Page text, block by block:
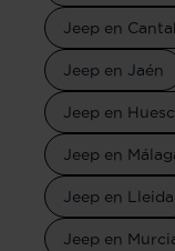
Jeep en
Jeep en Jaén
Jeep en
Jeep en
Jeep en Lleida
Jeep en